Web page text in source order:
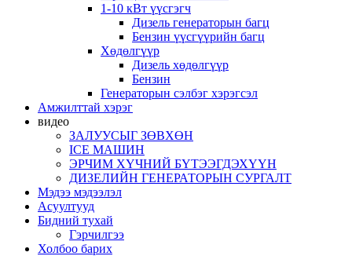
1-10 кВт үүсгэгч
Дизель генераторын багц
Бензин үүсгүүрийн багц
Хөдөлгүүр
Дизель хөдөлгүүр
Бензин
Генераторын сэлбэг хэрэгсэл
Амжилттай хэрэг
видео
ЗАЛУУСЫГ ЗӨВХӨН
ICE МАШИН
ЭРЧИМ ХҮЧНИЙ БҮТЭЭГДЭХҮҮН
ДИЗЕЛИЙН ГЕНЕРАТОРЫН СУРГАЛТ
Мэдээ мэдээлэл
Асуултууд
Бидний тухай
Гэрчилгээ
Холбоо барих